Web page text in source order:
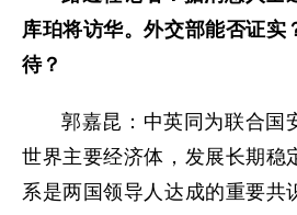
库珀将访华。外交部能否证实
待？
郭嘉昆：中英同为联合国
世界主要经济体，发展长期稳
系是两国领导人达成的重要共